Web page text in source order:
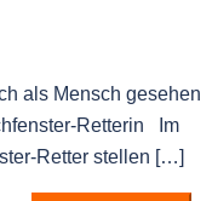
als Mensch gesehen
Retterin Im
Retter stellen […]